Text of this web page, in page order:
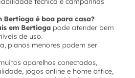
Bertioga é boa para casa?
em Bertioga pode atender bem
de uso.
planos menores podem ser
aparelhos conectados,
jogos online e home office,